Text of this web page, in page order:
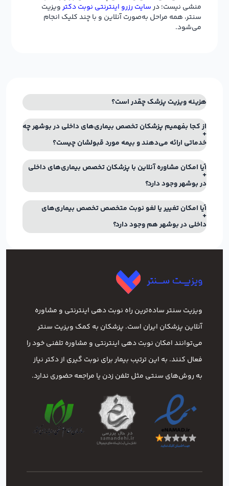
منشی نیست؛ درسایت رزرو اینترنتی نوبت دکترویزیت
سنتر، همه مراحل به‌صورت آنلاین و با چند کلیک انجام
می‌شود.
هزینه ویزیت پزشک چقدر است؟
از کجا بفهمیم پزشکان تخصص بیماری‌های داخلی در بوشهر چه
خدماتی ارائه می‌دهند و بیمه مورد قبولشان چیست؟
آیا امکان مشاوره آنلاین با پزشکان تخصص بیماری‌های داخلی
در بوشهر وجود دارد؟
آیا امکان تغییر یا لغو نوبت متخصص تخصص بیماری‌های
داخلی در بوشهر هم وجود دارد؟
ویزیت سنتر ساده‌ترین راه نوبت‌ دهی اینترنتی و مشاوره
آنلاین پزشکان ایران است. پزشکان به کمک ویزیت سنتر
می‌توانند امکان نوبت دهی اینترنتی و مشاوره تلفنی خود را
فعال کنند. به این ترتیب بیمار برای نوبت گیری از دکتر نیاز
به روش‌های سنتی مثل تلفن زدن یا مراجعه حضوری ندارد.